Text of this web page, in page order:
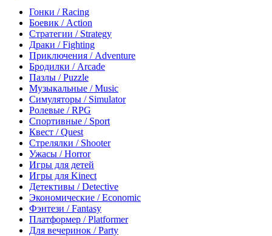
Гонки / Racing
Боевик / Action
Стратегии / Strategy
Драки / Fighting
Приключения / Adventure
Бродилки / Arcade
Пазлы / Puzzle
Музыкальные / Music
Симуляторы / Simulator
Ролевые / RPG
Спортивные / Sport
Квест / Quest
Стрелялки / Shooter
Ужасы / Horror
Игры для детей
Игры для Kinect
Детективы / Detective
Экономические / Economic
Фэнтези / Fantasy
Платформер / Platformer
Для вечеринок / Party